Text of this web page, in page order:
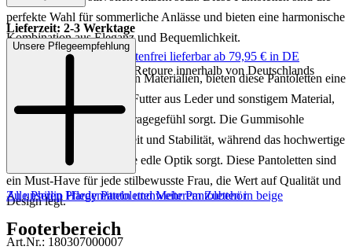
perfekte Wahl für sommerliche Anlässe und bieten eine harmonische
Kombination aus Eleganz und Bequemlichkeit.
Gefertigt aus hochwertigen Materialien, bieten diese Pantoletten eine
Lederinnensohle und ein Futter aus Leder und sonstigem Material,
das für ein angenehmes Tragegefühl sorgt. Die Gummisohle
gewährleistet Langlebigkeit und Stabilität, während das hochwertige
Lederobermaterial für eine edle Optik sorgt. Diese Pantoletten sind
ein Must-Have für jede stilbewusste Frau, die Wert auf Qualität und
Design legt.
Art.Nr.: 180307000007
Lieferzeit: 2-3 Werktage
Keine Versandkosten:
kostenfrei lieferbar ab 79,95 € in DE
Einfache und Kostenlose Retoure innerhalb von Deutschlands
Unsere Pflegeempfehlung
Zu unseren Pflegemitteln und weiterem Zubehör
Alle Phillip Hardy PantolettenMehr Pantoletten in beige
Footerbereich